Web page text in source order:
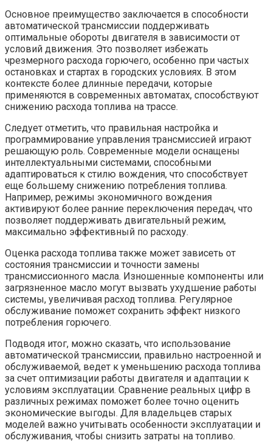
Основное преимущество заключается в способности
автоматической трансмиссии поддерживать
оптимальные обороты двигателя в зависимости от
условий движения. Это позволяет избежать
чрезмерного расхода горючего, особенно при частых
остановках и стартах в городских условиях. В этом
контексте более длинные передачи, которые
применяются в современных автоматах, способствуют
снижению расхода топлива на трассе.
Следует отметить, что правильная настройка и
программирование управления трансмиссией играют
решающую роль. Современные модели оснащены
интеллектуальными системами, способными
адаптироваться к стилю вождения, что способствует
еще большему снижению потребления топлива.
Например, режимы экономичного вождения
активируют более ранние переключения передач, что
позволяет поддерживать двигательный режим,
максимально эффективный по расходу.
Оценка расхода топлива также может зависеть от
состояния трансмиссии и точности замены
трансмиссионного масла. Изношенные компоненты или
загрязненное масло могут вызвать ухудшение работы
системы, увеличивая расход топлива. Регулярное
обслуживание поможет сохранить эффект низкого
потребления горючего.
Подводя итог, можно сказать, что использование
автоматической трансмиссии, правильно настроенной и
обслуживаемой, ведет к уменьшению расхода топлива
за счет оптимизации работы двигателя и адаптации к
условиям эксплуатации. Сравнение реальных цифр в
различных режимах поможет более точно оценить
экономические выгоды. Для владельцев старых
моделей важно учитывать особенности эксплуатации и
обслуживания, чтобы снизить затраты на топливо.